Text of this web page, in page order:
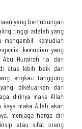
yang berhubungan
tinggi adalah yang
kemudian
kemudian yang
Abu Hurairah r.a. dari
di atas lebih baik dari
engkau tanggung
dikeluarkan dari
dirinya maka Allah
kaya maka Allah akan
menjaga harga diri
atau sifat orang